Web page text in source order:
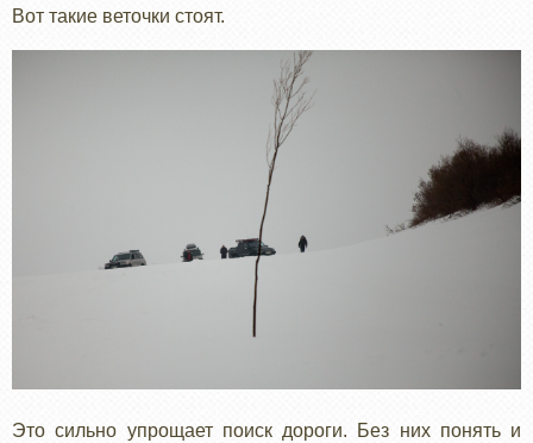
Вот такие веточки стоят.
Это сильно упрощает поиск дороги. Без них понять и